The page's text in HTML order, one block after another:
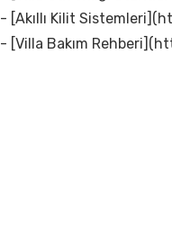
- [Akıllı Kilit
- [Villa Bakım